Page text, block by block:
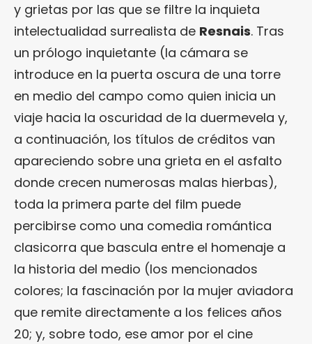
y grietas por las que se filtre la inquieta
intelectualidad surrealista de Resnais. Tras
un prólogo inquietante (la cámara se
introduce en la puerta oscura de una torre
en medio del campo como quien inicia un
viaje hacia la oscuridad de la duermevela y,
a continuación, los títulos de créditos van
apareciendo sobre una grieta en el asfalto
donde crecen numerosas malas hierbas),
toda la primera parte del film puede
percibirse como una comedia romántica
clasicorra que bascula entre el homenaje a
la historia del medio (los mencionados
colores; la fascinación por la mujer aviadora
que remite directamente a los felices años
20; y, sobre todo, ese amor por el cine